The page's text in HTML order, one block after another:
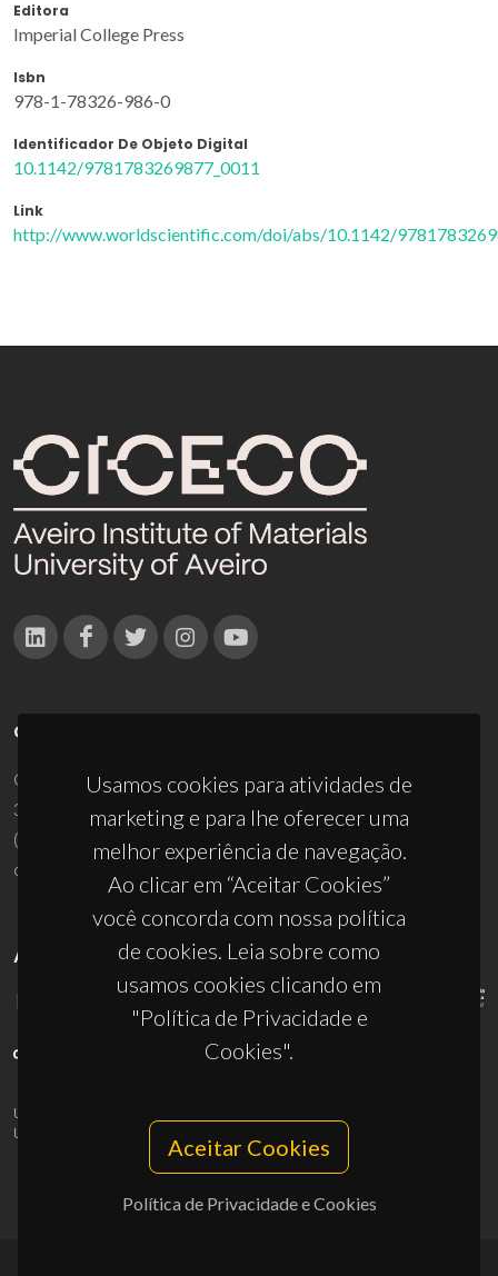
Editora
Imperial College Press
Isbn
978-1-78326-986-0
Identificador De Objeto Digital
10.1142/9781783269877_0011
Link
http://www.worldscientific.com/doi/abs/10.1142/
Usamos cookies para atividades de
marketing e para lhe oferecer uma
melhor experiência de navegação.
Ao clicar em “Aceitar Cookies”
você concorda com nossa política
de cookies. Leia sobre como
usamos cookies clicando em
"Política de Privacidade e
Cookies".
Aceitar Cookies
Política de Privacidade e Cookies
CONTACTOS
Campus Universitário de Santiago
3810-193 Aveiro - Portugal
(+351) 234 370 200
ciceco@ua.pt
APOIOS
UID/PRR/50011/2025
UID/PRR2/50011/2025
10.54499/UID/PRR2/50011/2025